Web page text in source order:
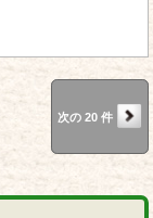
次の 20 件